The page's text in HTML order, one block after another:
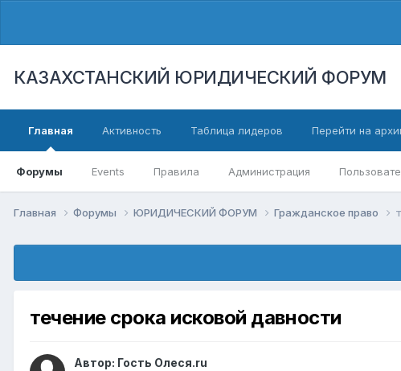
КАЗАХСТАНСКИЙ ЮРИДИЧЕСКИЙ ФОРУМ
Главная
Форумы Events Правила Администрация
Активность Таблица лидеров Перейти на
Главная Форумы ЮРИДИЧЕСКИЙ ФОРУМ Гражданское право
течение срока исковой давности
Автор: Гость Олеся.ru